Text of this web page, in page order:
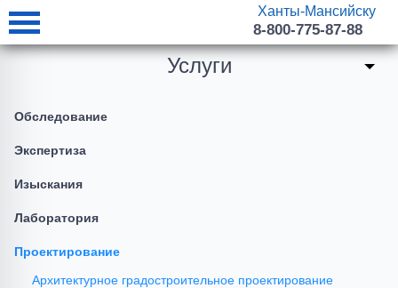
Ханты-Мансийску
8-800-775-87-88
Услуги
Обследование
Экспертиза
Изыскания
Лаборатория
Проектирование
Архитектурное градостроительное проектирование